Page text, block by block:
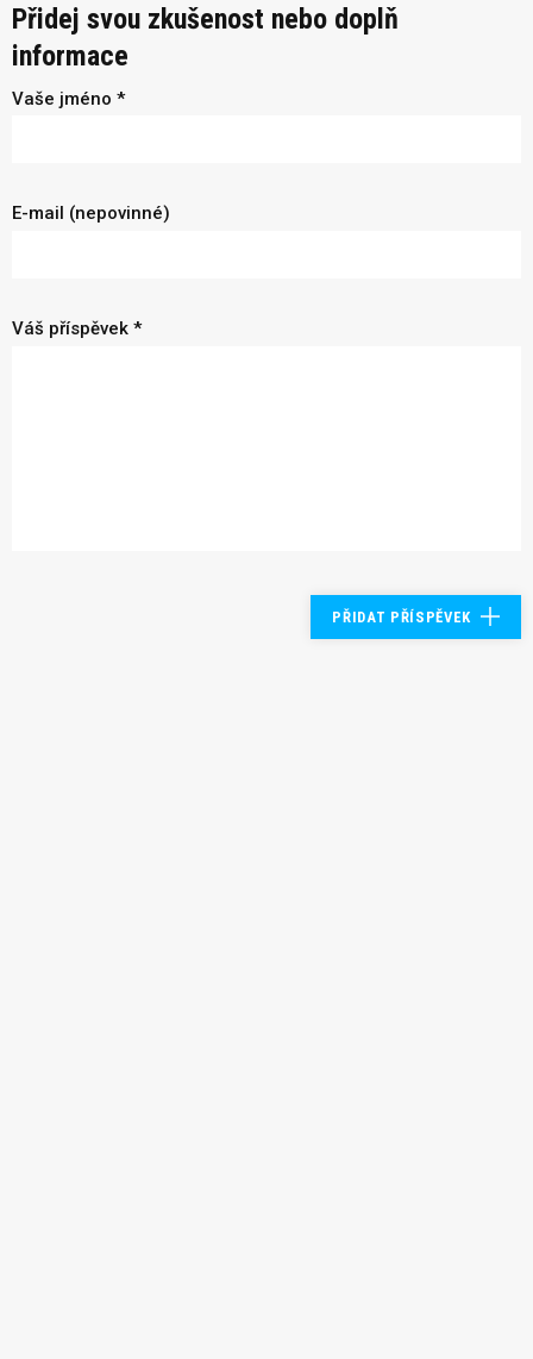
Přidej svou zkušenost nebo doplň
informace
Vaše jméno *
E-mail (nepovinné)
Váš příspěvek *
PŘIDAT PŘÍSPĚVEK